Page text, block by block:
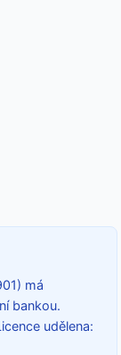
má
bankou.
udělena: